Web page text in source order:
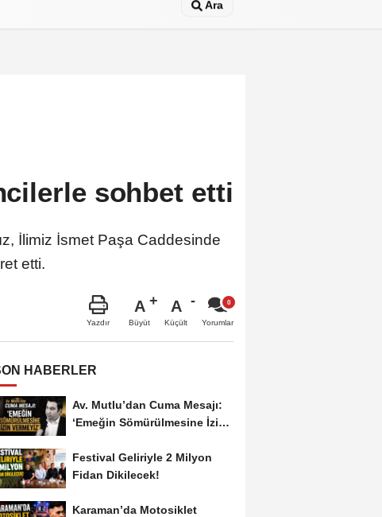
Ara
sohbet etti
İlimiz İsmet Paşa Caddesinde
etti.
Yazdır
A
Büyüt
A
Küçült Yorumlar
HABERLER
Av. Mutlu’dan Cuma Mesajı:
‘Emeğin Sömürülmesine İzin
Festival Geliriyle 2 Milyon
Fidan Dikilecek!
Karaman’da Motosiklet